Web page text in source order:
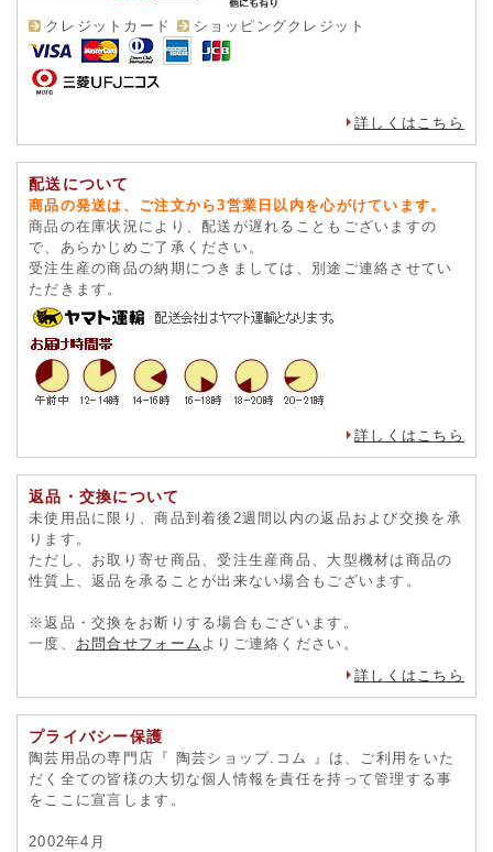
クレジットカード ショッピングクレジット
詳しくはこちら
配送について
商品の発送は、ご注文から3営業日以内を心がけています。
商品の在庫状況により、配送が遅れることもございますの
で、あらかじめご了承ください。
受注生産の商品の納期につきましては、別途ご連絡させてい
ただきます。
詳しくはこちら
返品・交換について
未使用品に限り、商品到着後2週間以内の返品および交換を承
ります。
ただし、お取り寄せ商品、受注生産商品、大型機材は商品の
性質上、返品を承ることが出来ない場合もございます。
※返品・交換をお断りする場合もございます。
一度、 お問合せフォーム よりご連絡ください。
詳しくはこちら
プライバシー保護
陶芸用品の専門店『 陶芸ショップ.コム 』は、ご利用をいた
だく全ての皆様の大切な個人情報を責任を持って管理する事
をここに宣言します。
2002年4月